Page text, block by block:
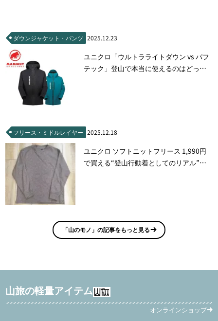
ダウンジャケット・パンツ 2025.12.23
ユニクロ「ウルトラライトダウン vs パフ
テック」登山で本当に使えるのはどっ
フリース・ミドルレイヤー 2025.12.18
ユニクロ ソフトニットフリース 1,990円
で買える“登山行動着としてのリアル”を
「山のモノ」の記事をもっと見る
山旅の軽量アイテム
オンラインショップ